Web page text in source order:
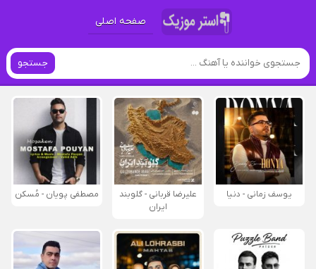
صفحه اصلی
جستجو
یوسف زمانی - دنیا
علیرضا قربانی - گلوبند
ایران
مصطفی پویان - مُسکن